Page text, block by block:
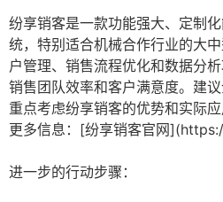
纷享销客是一款功能强大、定制
统，特别适合机械合作行业的大
户管理、销售流程优化和数据分
销售团队效率和客户满意度。建议
重点考虑纷享销客的优势和实际
更多信息：[纷享销客官网
进一步的行动步骤：